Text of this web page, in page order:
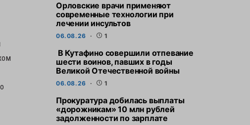
Орловские врачи применяют
современные технологии при
лечении инсультов
06.08.26 1
В Кутафино совершили отпевание
шести воинов, павших в годы
Великой Отечественной войны
06.08.26 1
Прокуратура добилась выплаты
«дорожникам» 10 млн рублей
задолженности по зарплате